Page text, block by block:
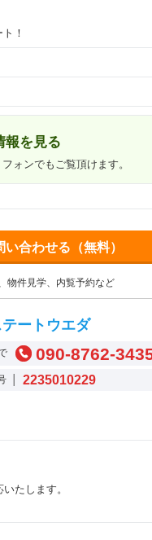
！
報を見る
ォンでもご覧頂けます。
合わせる（無料）
物件見学、内覧予約など
ートウエダ
090-8762-
│ 2235010229
たします。